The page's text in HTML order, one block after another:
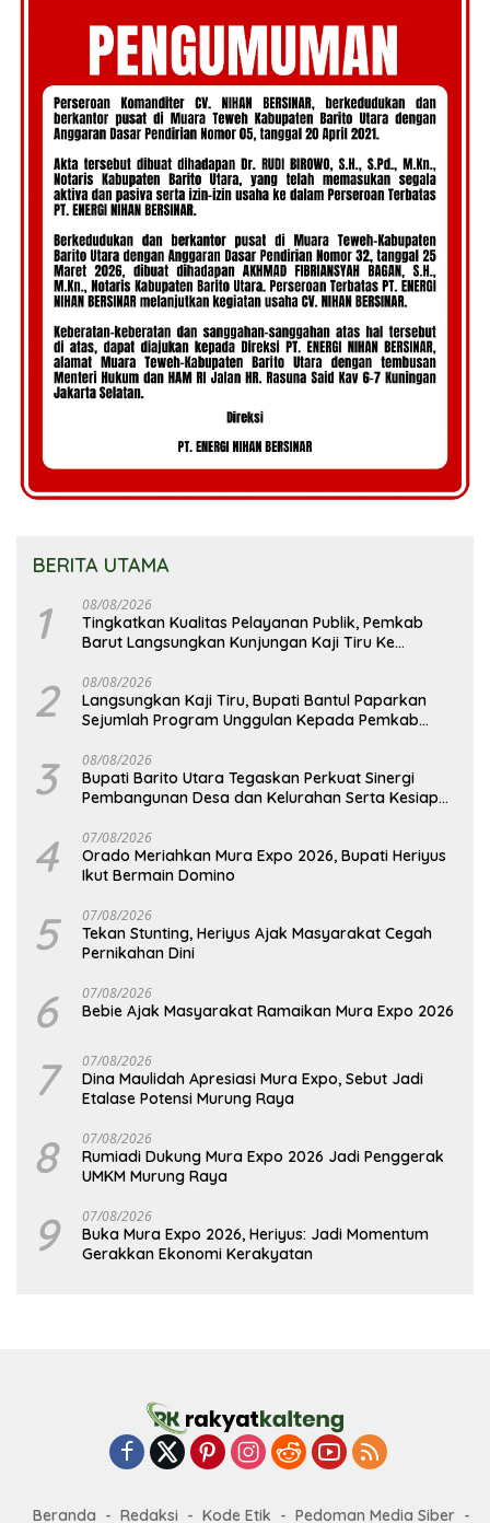
BERITA UTAMA
1 08/08/2026
Tingkatkan Kualitas Pelayanan Publik, Pemkab
Barut Langsungkan Kunjungan Kaji Tiru Ke
2 08/08/2026
Langsungkan Kaji Tiru, Bupati Bantul Paparkan
Sejumlah Program Unggulan Kepada Pemkab
3 08/08/2026
Bupati Barito Utara Tegaskan Perkuat Sinergi
Pembangunan Desa dan Kelurahan Serta Kesiapan
4 07/08/2026
Orado Meriahkan Mura Expo 2026, Bupati Heriyus
Ikut Bermain Domino
5 07/08/2026
Tekan Stunting, Heriyus Ajak Masyarakat Cegah
Pernikahan Dini
6 07/08/2026
Bebie Ajak Masyarakat Ramaikan Mura Expo 2026
7 07/08/2026
Dina Maulidah Apresiasi Mura Expo, Sebut Jadi
Etalase Potensi Murung Raya
8 07/08/2026
Rumiadi Dukung Mura Expo 2026 Jadi Penggerak
UMKM Murung Raya
9 07/08/2026
Buka Mura Expo 2026, Heriyus: Jadi Momentum
Gerakkan Ekonomi Kerakyatan
Beranda Redaksi Kode Etik Pedoman Media Siber